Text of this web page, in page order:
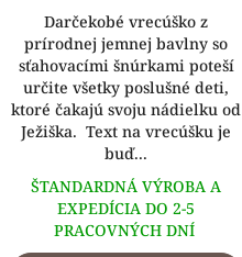
Darčekobé vrecúško z
prírodnej jemnej bavlny so
sťahovacími šnúrkami poteší
určite všetky poslušné deti,
ktoré čakajú svoju nádielku od
Ježiška. Text na vrecúšku je
buď...
ŠTANDARDNÁ VÝROBA A
EXPEDÍCIA DO 2-5
PRACOVNÝCH DNÍ